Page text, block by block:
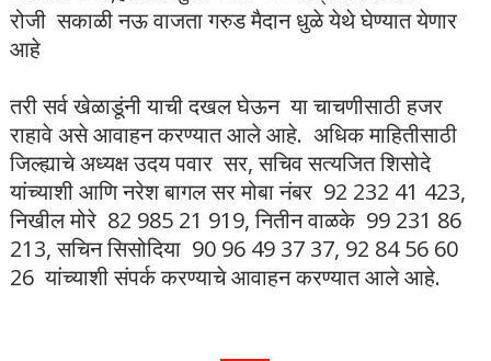
रोजी सकाळी नऊ वाजता गरुड मैदान धुळे येथे घेण्यात येणार
आहे
तरी सर्व खेळाडूंनी याची दखल घेऊन या चाचणीसाठी हजर
राहावे असे आवाहन करण्यात आले आहे. अधिक माहितीसाठी
जिल्ह्याचे अध्यक्ष उदय पवार सर, सचिव सत्यजित शिसोदे
यांच्याशी आणि नरेश बागल सर मोबा नंबर 92 232 41 423,
निखील मोरे 82 985 21 919, नितीन वाळके 99 231 86
213, सचिन सिसोदिया 90 96 49 37 37, 92 84 56 60
26 यांच्याशी संपर्क करण्याचे आवाहन करण्यात आले आहे.